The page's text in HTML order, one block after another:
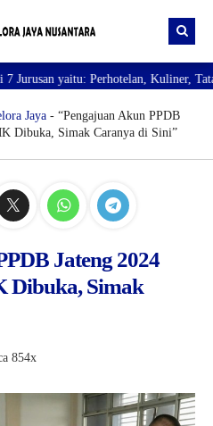
yaitu: Perhotelan, Kuliner, Tata
Jaya - “Pengajuan Akun PPDB
Dibuka, Simak Caranya di Sini”
Jateng 2024
Dibuka, Simak
854x